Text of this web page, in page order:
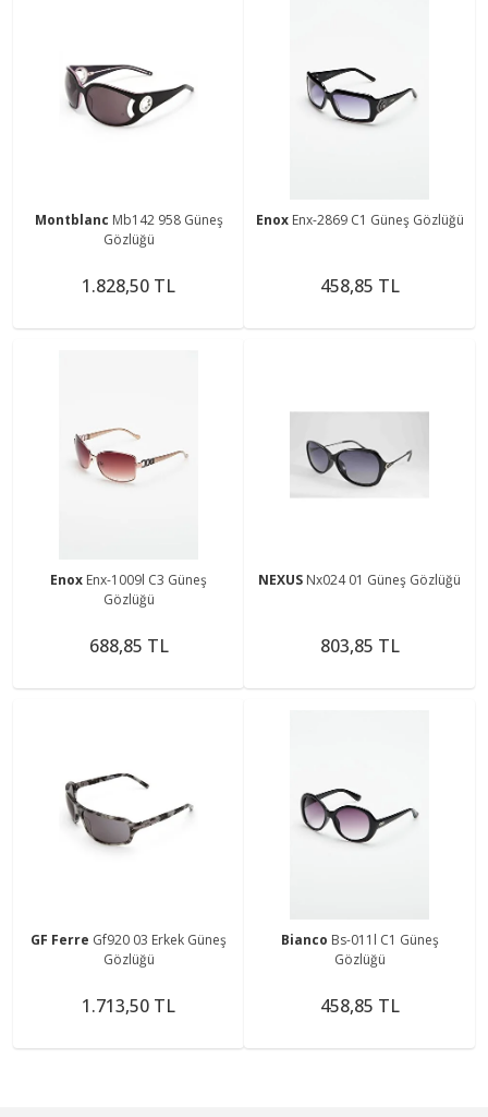
Montblanc Mb142 958 Güneş
Gözlüğü
1.828,50 TL
Enox Enx-2869 C1 Güneş Gözlüğü
458,85 TL
Enox Enx-1009l C3 Güneş
Gözlüğü
688,85 TL
NEXUS Nx024 01 Güneş Gözlüğü
803,85 TL
GF Ferre Gf920 03 Erkek Güneş
Gözlüğü
1.713,50 TL
Bianco Bs-011l C1 Güneş
Gözlüğü
458,85 TL